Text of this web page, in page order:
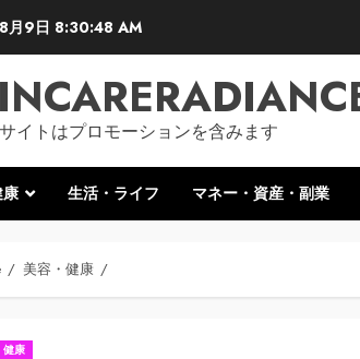
月9日 8:30:49 AM
イトはプロモーションを含みます
生活・ライフ マネー・資産・副業
美容・健康
健康